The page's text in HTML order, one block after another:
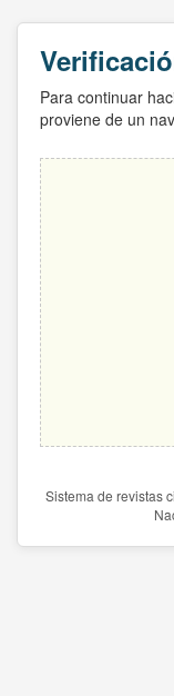
Para continuar
proviene de un
Sistema de revistas